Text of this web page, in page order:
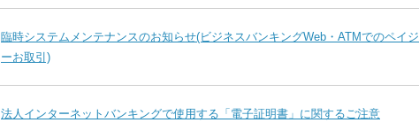
臨時システムメンテナンスのお知らせ(ビジネスバンキングWeb・ATMでのペイジ
ーお取引)
法人インターネットバンキングで使用する「電子証明書」に関するご注意